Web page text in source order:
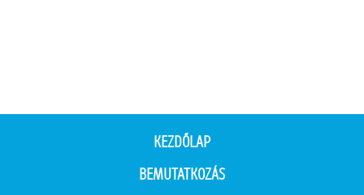
KEZDŐLAP
BEMUTATKOZÁS